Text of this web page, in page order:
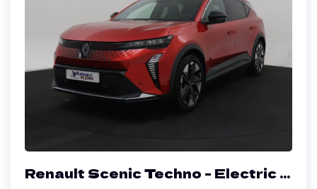
Renault Scenic Techno - Electric -